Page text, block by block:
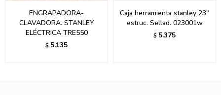
ENGRAPADORA-
CLAVADORA. STANLEY
ELÉCTRICA TRE550
$ 5.135
Caja herramienta stanley 23"
estruc. Sellad. 023001w
$ 5.375